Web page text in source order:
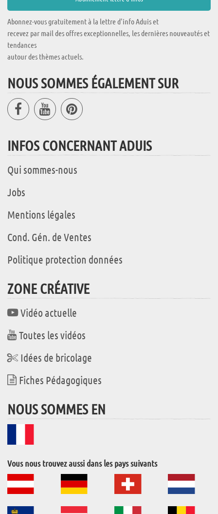
Abonnez-vous gratuitement à la lettre d'info Aduis et
recevez par mail des offres exceptionnelles, les dernières nouveautés et
tendances
autour des thèmes actuels.
NOUS SOMMES ÉGALEMENT SUR
INFOS CONCERNANT ADUIS
Qui sommes-nous
Jobs
Mentions légales
Cond. Gén. de Ventes
Politique protection données
ZONE CRÉATIVE
Vidéo actuelle
Toutes les vidéos
Idées de bricolage
Fiches Pédagogiques
NOUS SOMMES EN
Vous nous trouvez aussi dans les pays suivants